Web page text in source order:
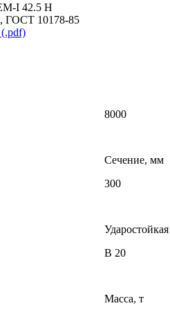
I 42.5 Н
ГОСТ 10178-85
8000
Сечение, мм
300
Ударостойкая
В 20
Масса, т